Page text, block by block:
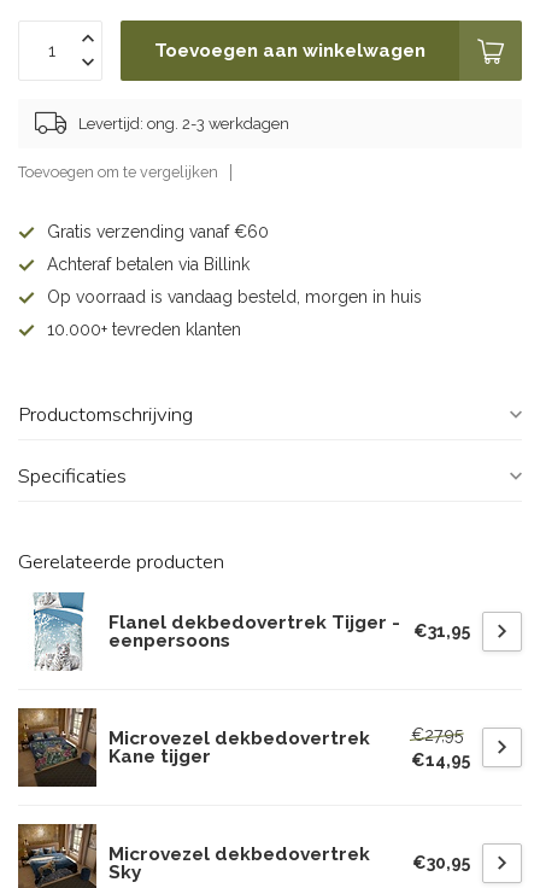
Toevoegen aan winkelwagen
Levertijd: ong. 2-3 werkdagen
Toevoegen om te vergelijken
Gratis verzending vanaf €60
Achteraf betalen via Billink
Op voorraad is vandaag besteld, morgen in huis
10.000+ tevreden klanten
Productomschrijving
Specificaties
Gerelateerde producten
Flanel dekbedovertrek Tijger -
eenpersoons
€31,95
Microvezel dekbedovertrek
Kane tijger
€27,95
€14,95
Microvezel dekbedovertrek
Sky
€30,95